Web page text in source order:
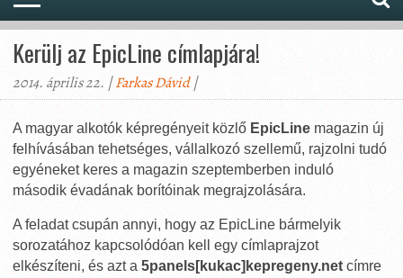
Kerülj az EpicLine címlapjára!
2014. április 22. |Farkas Dávid|
A magyar alkotók képregényeit közlő EpicLine magazin új
felhívásában tehetséges, vállalkozó szellemű, rajzolni tudó
egyéneket keres a magazin szeptemberben induló
második évadának borítóinak megrajzolására.
A feladat csupán annyi, hogy az EpicLine bármelyik
sorozatához kapcsolódóan kell egy címlaprajzot
elkészíteni, és azt a 5panels[kukac]kepregeny.net címre